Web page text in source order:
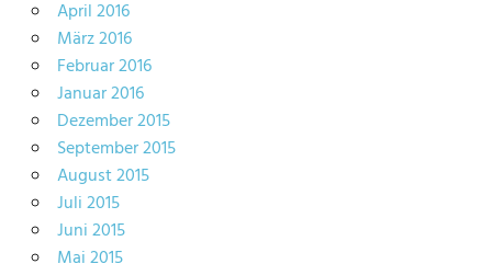
April 2016
März 2016
Februar 2016
Januar 2016
Dezember 2015
September 2015
August 2015
Juli 2015
Juni 2015